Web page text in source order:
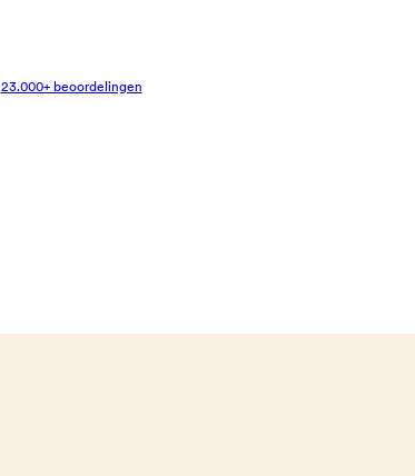
23.000+ beoordelingen